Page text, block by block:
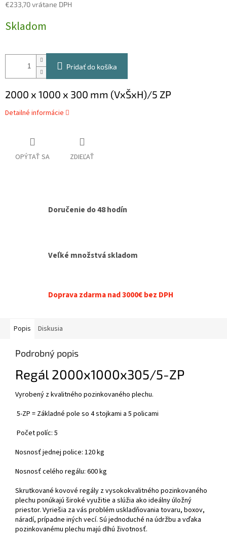
€233,70 vrátane DPH
cena:
Skladom
Pridať do košíka
2000 x 1000 x 300 mm (VxŠxH)/5 ZP
Detailné informácie
OPÝTAŤ SA ZDIEĽAŤ
Doručenie do 48 hodín
Veľké množstvá skladom
Doprava zdarma nad 3000€ bez DPH
Popis Diskusia
Podrobný popis
Regál 2000x1000x305/5-ZP
Vyrobený z kvalitného pozinkovaného plechu.
5-ZP = Základné pole so 4 stojkami a 5 policami
Počet políc: 5
Nosnosť jednej police: 120 kg
Nosnosť celého regálu: 600 kg
Skrutkované kovové regály z vysokokvalitného pozinkovaného
plechu ponúkajú široké využitie a slúžia ako ideálny úložný
priestor. Vyriešia za vás problém uskladňovania tovaru, boxov,
náradí, prípadne iných vecí. Sú jednoduché na údržbu a vďaka
pozinkovanému plechu majú dlhú životnosť.